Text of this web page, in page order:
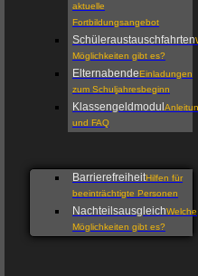
aktuelle
Fortbildungsangebot
Schüleraustauschfahrten
Möglichkeiten gibt es?
ElternabendeEinladungen
zum Schuljahresbeginn
Klassengeldmodul
und FAQ
BarrierefreiheitHilfen für
beeinträchtigte Personen
NachteilsausgleichWelche
Möglichkeiten gibt es?